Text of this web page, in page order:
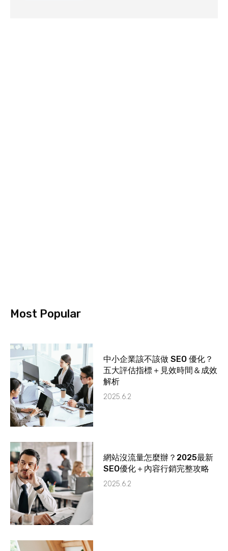
Most Popular
中小企業該不該做 SEO 優化？
五大評估指標＋見效時間＆成效
解析
2025.6.2
網站沒流量怎麼辦？2025最新
SEO優化＋內容行銷完整攻略
2025.6.2